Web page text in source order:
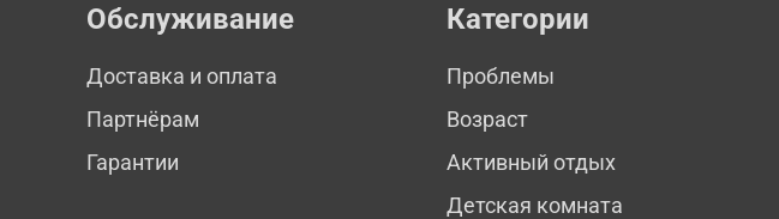
Обслуживание
Доставка и оплата
Партнёрам
Гарантии
Категории
Проблемы
Возраст
Активный отдых
Детская комната